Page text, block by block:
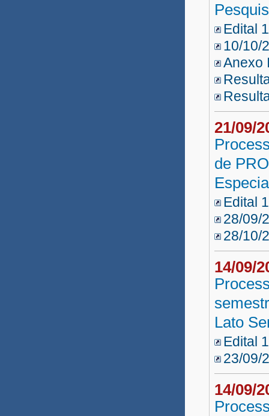
Edital
10/10/
Anexo
21/09/
de
Edital
28/09/
28/10/
14/09/
Lato
Edital
23/09/
14/09/